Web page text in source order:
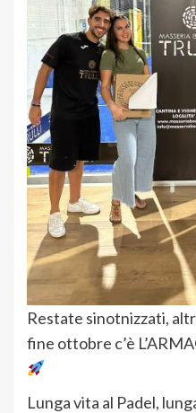
Restate sinotnizzati,
fine ottobre c’è
Lunga vita al Padel,